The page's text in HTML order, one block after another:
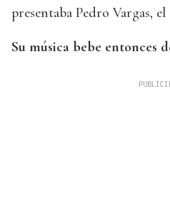
presentaba Pedro Vargas,
Su música bebe entonces